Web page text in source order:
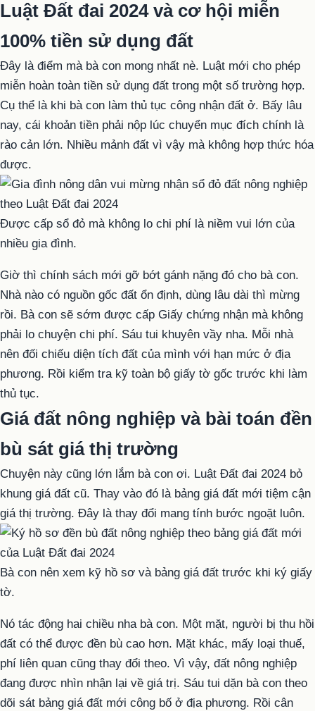
Luật Đất đai 2024 và cơ hội miễn
100% tiền sử dụng đất
Đây là điểm mà bà con mong nhất nè. Luật mới cho phép
miễn hoàn toàn tiền sử dụng đất trong một số trường hợp.
Cụ thể là khi bà con làm thủ tục công nhận đất ở. Bấy lâu
nay, cái khoản tiền phải nộp lúc chuyển mục đích chính là
rào cản lớn. Nhiều mảnh đất vì vậy mà không hợp thức hóa
được.
Được cấp sổ đỏ mà không lo chi phí là niềm vui lớn của
nhiều gia đình.
Giờ thì chính sách mới gỡ bớt gánh nặng đó cho bà con.
Nhà nào có nguồn gốc đất ổn định, dùng lâu dài thì mừng
rồi. Bà con sẽ sớm được cấp Giấy chứng nhận mà không
phải lo chuyện chi phí. Sáu tui khuyên vầy nha. Mỗi nhà
nên đối chiếu diện tích đất của mình với hạn mức ở địa
phương. Rồi kiểm tra kỹ toàn bộ giấy tờ gốc trước khi làm
thủ tục.
Giá đất nông nghiệp và bài toán đền
bù sát giá thị trường
Chuyện này cũng lớn lắm bà con ơi. Luật Đất đai 2024 bỏ
khung giá đất cũ. Thay vào đó là bảng giá đất mới tiệm cận
giá thị trường. Đây là thay đổi mang tính bước ngoặt luôn.
Bà con nên xem kỹ hồ sơ và bảng giá đất trước khi ký giấy
tờ.
Nó tác động hai chiều nha bà con. Một mặt, người bị thu hồi
đất có thể được đền bù cao hơn. Mặt khác, mấy loại thuế,
phí liên quan cũng thay đổi theo. Vì vậy, đất nông nghiệp
đang được nhìn nhận lại về giá trị. Sáu tui dặn bà con theo
dõi sát bảng giá đất mới công bố ở địa phương. Rồi cân